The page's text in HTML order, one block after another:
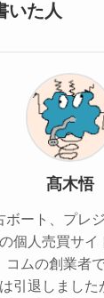
いた人
髙木悟
ボート、プレ
個人売買サイ
コムの創業者で
引退しました